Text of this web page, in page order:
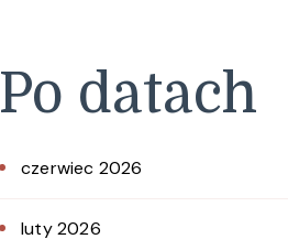
Po datach
czerwiec 2026
luty 2026